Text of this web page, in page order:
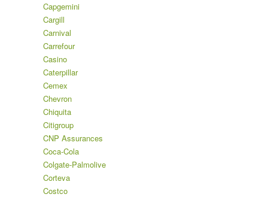
Capgemini
Cargill
Carnival
Carrefour
Casino
Caterpillar
Cemex
Chevron
Chiquita
Citigroup
CNP Assurances
Coca-Cola
Colgate-Palmolive
Corteva
Costco